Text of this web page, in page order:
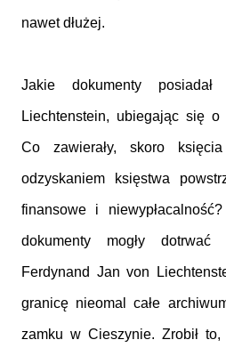
nawet dłużej.
Jakie dokumenty
Liechtenstein, ubiegając się
Co zawierały, skoro
odzyskaniem księstwa
finansowe i
dokumenty mogły
Ferdynand Jan von
granicę nieomal całe
zamku w Cieszynie. Zrobił